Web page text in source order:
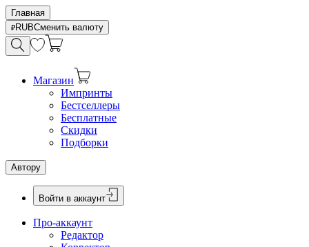
Главная
RUBСменить валюту
Магазин
Импринты
Бестселлеры
Бесплатные
Скидки
Подборки
Автору
Войти в аккаунт
Про-аккаунт
Редактор